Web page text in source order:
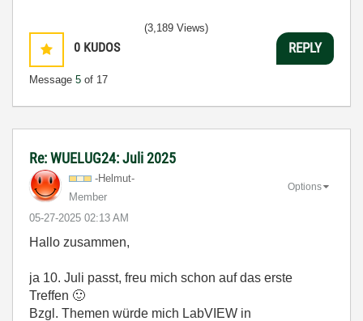
0 KUDOS
Message 5 of 17
(3,189 Views)
REPLY
Re: WUELUG24: Juli 2025
-Helmut-
Member
‎05-27-2025 02:13 AM
Options
Hallo zusammen,
ja 10. Juli passt, freu mich schon auf das erste
Treffen 🙂
Bzgl. Themen würde mich LabVIEW in